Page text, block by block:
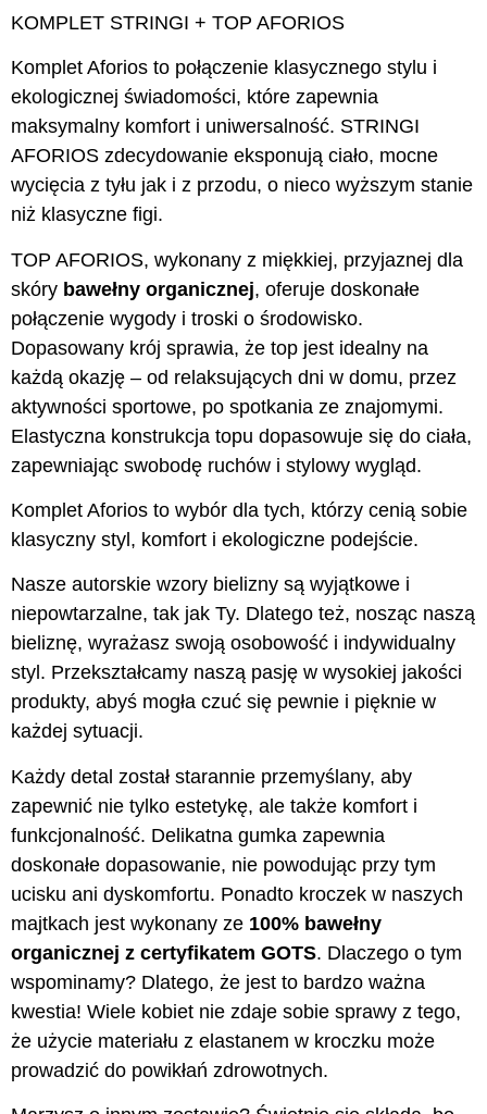
KOMPLET STRINGI + TOP AFORIOS
Komplet Aforios to połączenie klasycznego stylu i
ekologicznej świadomości, które zapewnia
maksymalny komfort i uniwersalność. STRINGI
AFORIOS zdecydowanie eksponują ciało, mocne
wycięcia z tyłu jak i z przodu, o nieco wyższym stanie
niż klasyczne figi.
TOP AFORIOS, wykonany z miękkiej, przyjaznej dla
skóry bawełny organicznej, oferuje doskonałe
połączenie wygody i troski o środowisko.
Dopasowany krój sprawia, że top jest idealny na
każdą okazję – od relaksujących dni w domu, przez
aktywności sportowe, po spotkania ze znajomymi.
Elastyczna konstrukcja topu dopasowuje się do ciała,
zapewniając swobodę ruchów i stylowy wygląd.
Komplet Aforios to wybór dla tych, którzy cenią sobie
klasyczny styl, komfort i ekologiczne podejście.
Nasze autorskie wzory bielizny są wyjątkowe i
niepowtarzalne, tak jak Ty. Dlatego też, nosząc naszą
bieliznę, wyrażasz swoją osobowość i indywidualny
styl. Przekształcamy naszą pasję w wysokiej jakości
produkty, abyś mogła czuć się pewnie i pięknie w
każdej sytuacji.
Każdy detal został starannie przemyślany, aby
zapewnić nie tylko estetykę, ale także komfort i
funkcjonalność. Delikatna gumka zapewnia
doskonałe dopasowanie, nie powodując przy tym
ucisku ani dyskomfortu. Ponadto kroczek w naszych
majtkach jest wykonany ze 100% bawełny
organicznej z certyfikatem GOTS. Dlaczego o tym
wspominamy? Dlatego, że jest to bardzo ważna
kwestia! Wiele kobiet nie zdaje sobie sprawy z tego,
że użycie materiału z elastanem w kroczku może
prowadzić do powikłań zdrowotnych.